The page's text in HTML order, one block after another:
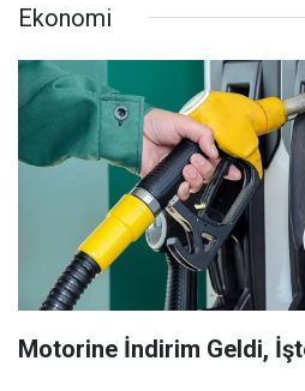
Ekonomi
Motorine İndirim Geldi,